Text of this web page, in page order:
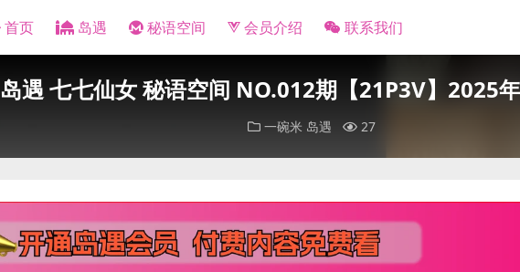
首页 岛遇 秘语空间 会员介绍 联系我们
岛遇 七七仙女 秘语空间 NO.012期【21P3V】2025
一碗米 岛遇 27